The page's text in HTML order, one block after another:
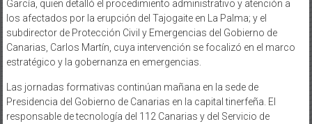
García, quien detalló el procedimiento administrativo y atención a
los afectados por la erupción del Tajogaite en La Palma; y el
subdirector de Protección Civil y Emergencias del Gobierno de
Canarias, Carlos Martín, cuya intervención se focalizó en el marco
estratégico y la gobernanza en emergencias.
Las jornadas formativas continúan mañana en la sede de
Presidencia del Gobierno de Canarias en la capital tinerfeña. El
responsable de tecnología del 112 Canarias y del Servicio de